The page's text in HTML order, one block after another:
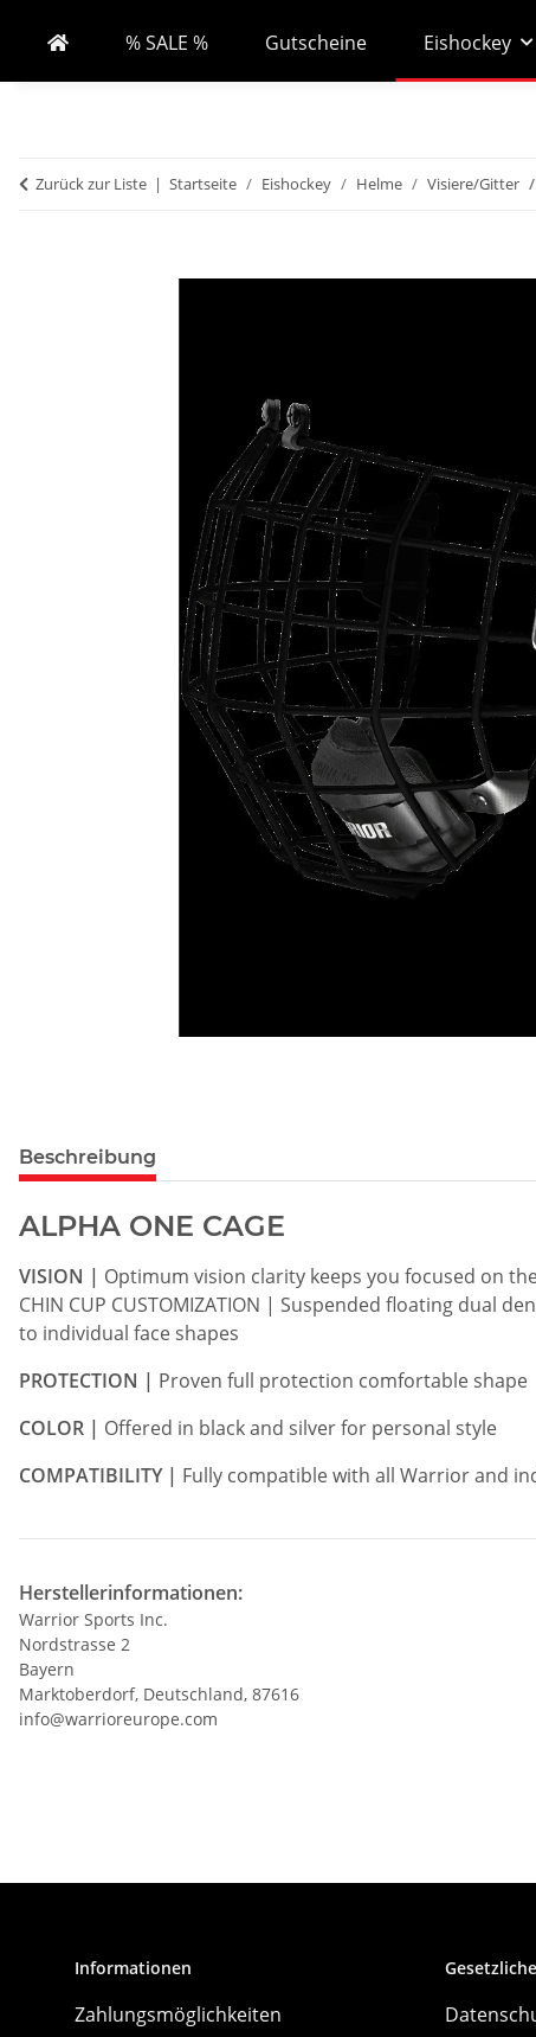
% SALE % Gutscheine Eishockey
Zurück zur Liste Startseite Eishockey Helme Visiere/Gitter
Beschreibung
ALPHA ONE CAGE
VISION | Optimum vision clarity keeps you focused on
CHIN CUP CUSTOMIZATION | Suspended floating dual
to individual face shapes
PROTECTION | Proven full protection comfortable shape
COLOR | Offered in black and silver for personal style
COMPATIBILITY | Fully compatible with all Warrior and
Herstellerinformationen:
Warrior Sports Inc.
Nordstrasse 2
Bayern
Marktoberdorf, Deutschland, 87616
info@warrioreurope.com
Informationen
Zahlungsmöglichkeiten